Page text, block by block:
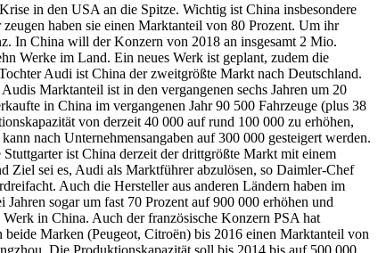
in den USA an die Spitze. Wichtig ist China insbesondere
haben sie einen Marktanteil von 80 Prozent. Um ihr
In China will der Konzern von 2018 an insgesamt 2 Mio.
Werke im Land. Ein neues Werk ist geplant, zudem die
Audi ist China der zweitgrößte Markt nach Deutschland.
Marktanteil ist in den vergangenen sechs Jahren um 20
in China im vergangenen Jahr 90 500 Fahrzeuge (plus 38
von derzeit 40 000 auf rund 100 000 zu erhöhen,
nach Unternehmensangaben auf 300 000 gesteigert werden.
ist China derzeit der drittgrößte Markt mit einem
Ziel sei es, Audi als Marktführer abzulösen, so Daimler-Chef
Auch die Hersteller aus anderen Ländern haben im
sogar um fast 70 Prozent auf 900 000 erhöhen und
in China. Auch der französische Konzern PSA hat
Marken (Peugeot, Citroën) bis 2016 einen Marktanteil von
Die Produktionskapazität soll bis 2014 bis auf 500 000